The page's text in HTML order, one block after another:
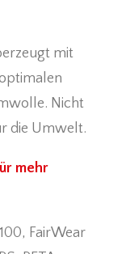
mit
Nicht
die Umwelt.
mehr
FairWear